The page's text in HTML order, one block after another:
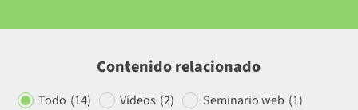
Contenido relacionado
Todo (14) Vídeos (2) Seminario web (1)